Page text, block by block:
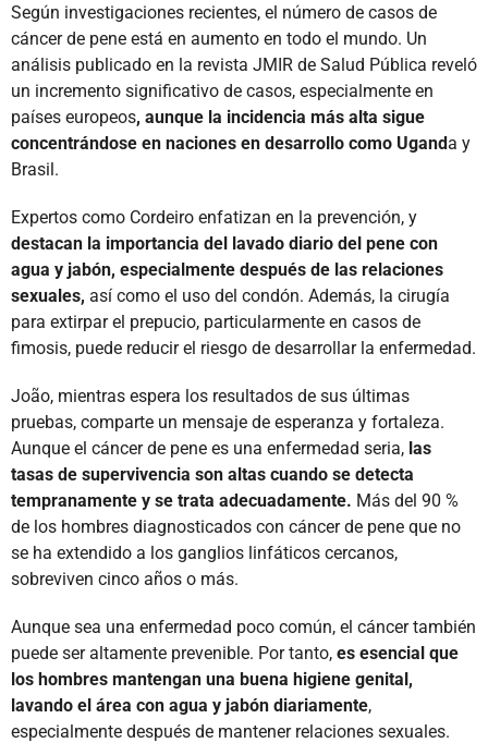
Según investigaciones recientes, el número de casos de
cáncer de pene está en aumento en todo el mundo. Un
análisis publicado en la revista JMIR de Salud Pública reveló
un incremento significativo de casos, especialmente en
países europeos, aunque la incidencia más alta sigue
concentrándose en naciones en desarrollo como Uganda y
Brasil.
Expertos como Cordeiro enfatizan en la prevención, y
destacan la importancia del lavado diario del pene con
agua y jabón, especialmente después de las relaciones
sexuales, así como el uso del condón. Además, la cirugía
para extirpar el prepucio, particularmente en casos de
fimosis, puede reducir el riesgo de desarrollar la enfermedad.
João, mientras espera los resultados de sus últimas
pruebas, comparte un mensaje de esperanza y fortaleza.
Aunque el cáncer de pene es una enfermedad seria, las
tasas de supervivencia son altas cuando se detecta
tempranamente y se trata adecuadamente. Más del 90 %
de los hombres diagnosticados con cáncer de pene que no
se ha extendido a los ganglios linfáticos cercanos,
sobreviven cinco años o más.
Aunque sea una enfermedad poco común, el cáncer también
puede ser altamente prevenible. Por tanto, es esencial que
los hombres mantengan una buena higiene genital,
lavando el área con agua y jabón diariamente,
especialmente después de mantener relaciones sexuales.